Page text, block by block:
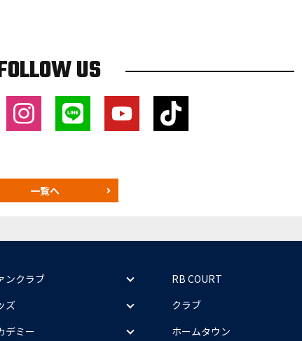
US
一覧へ
ンクラブ
ズ
デミー
RB COURT
クラブ
ホームタウン